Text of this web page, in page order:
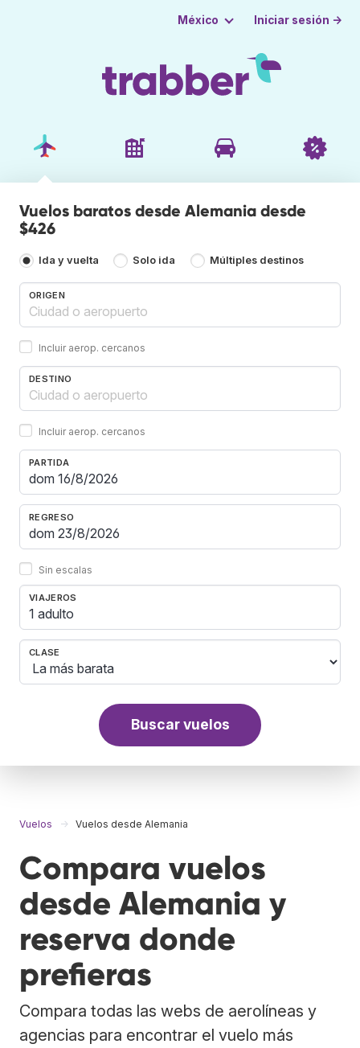
México Iniciar sesión →
Vuelos baratos desde Alemania desde
$426
Ida y vuelta Solo ida Múltiples destinos
ORIGEN
Incluir aerop. cercanos
DESTINO
Incluir aerop. cercanos
PARTIDA
REGRESO
Sin escalas
VIAJEROS
1 adulto
CLASE
Buscar vuelos
Vuelos Vuelos desde Alemania
Compara vuelos
desde Alemania y
reserva donde
prefieras
Compara todas las webs de aerolíneas y
agencias para encontrar el vuelo más